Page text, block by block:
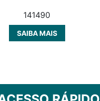
141490
SAIBA MAIS